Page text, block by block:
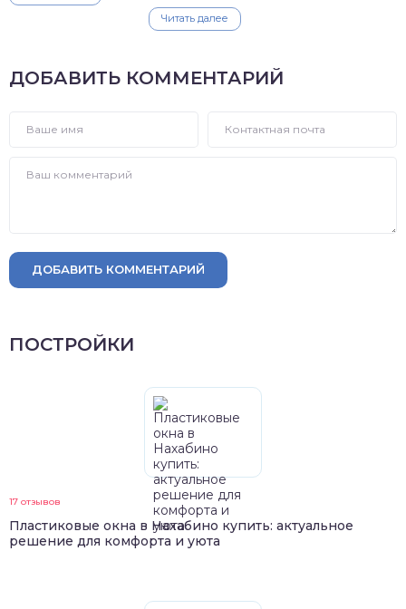
Читать далее
ДОБАВИТЬ КОММЕНТАРИЙ
ДОБАВИТЬ КОММЕНТАРИЙ
ПОСТРОЙКИ
17 отзывов
Пластиковые окна в Нахабино купить: актуальное
решение для комфорта и уюта